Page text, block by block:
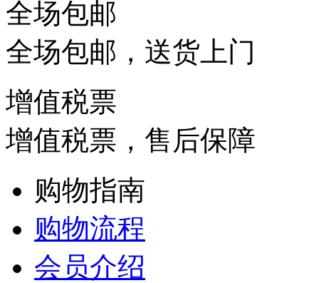
全场包邮
全场包邮，送货上门
增值税票
增值税票，售后保障
购物指南
购物流程
会员介绍